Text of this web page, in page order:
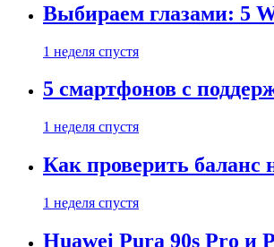
Выбираем глазами: 5
1 неделя спустя
5 смартфонов с
1 неделя спустя
Как проверить
1 неделя спустя
Huawei Pura 90s Pro и